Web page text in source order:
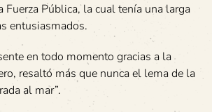
Fuerza Pública, la cual tenía una larga
entusiasmados.
en todo momento gracias a la
resaltó más que nunca el lema de la
al mar”.